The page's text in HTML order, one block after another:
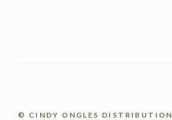
© CINDY ONGLES DISTRIBUTION